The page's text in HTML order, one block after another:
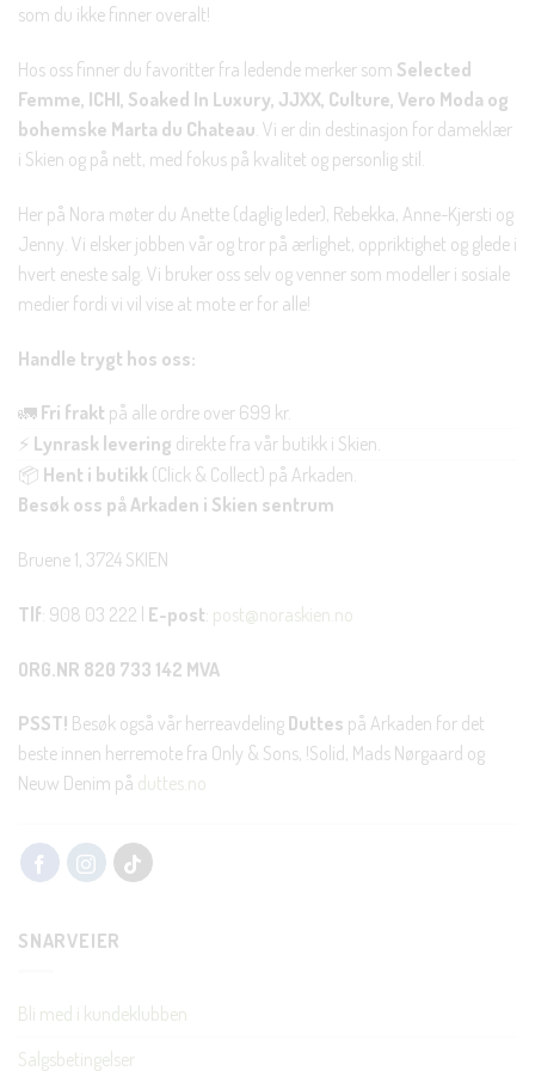
som du ikke finner overalt!
Hos oss finner du favoritter fra ledende merker som Selected
Femme, ICHI, Soaked In Luxury, JJXX, Culture, Vero Moda og
bohemske Marta du Chateau . Vi er din destinasjon for dameklær
i Skien og på nett, med fokus på kvalitet og personlig stil.
Her på Nora møter du Anette (daglig leder), Rebekka, Anne-Kjersti og
Jenny. Vi elsker jobben vår og tror på ærlighet, oppriktighet og glede i
hvert eneste salg. Vi bruker oss selv og venner som modeller i sosiale
medier fordi vi vil vise at mote er for alle!
Handle trygt hos oss:
🚛 Fri frakt på alle ordre over 699 kr.
⚡ Lynrask levering direkte fra vår butikk i Skien.
📦 Hent i butikk (Click & Collect) på Arkaden.
Besøk oss på Arkaden i Skien sentrum
Bruene 1, 3724 SKIEN
Tlf: 908 03 222 | E-post: post@noraskien.no
ORG.NR 820 733 142 MVA
PSST! Besøk også vår herreavdeling Duttes på Arkaden for det
beste innen herremote fra Only & Sons, !Solid, Mads Nørgaard og
Neuw Denim på duttes.no
SNARVEIER
Bli med i kundeklubben
Salgsbetingelser